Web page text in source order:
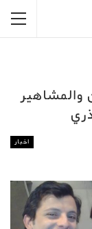
والمشاهير
اخبار